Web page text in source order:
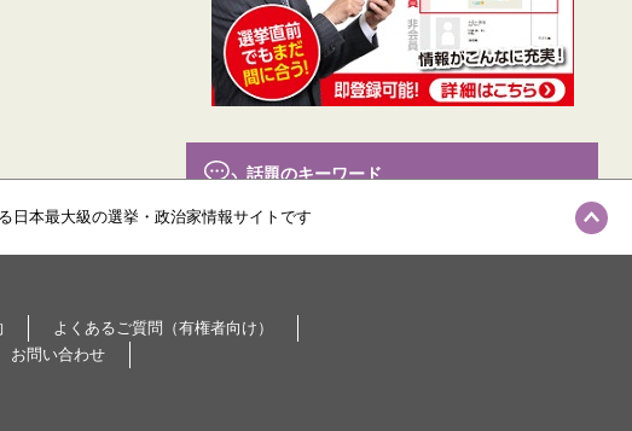
話題のキーワード
選挙ドットコムちゃんねる
日本最大級の選挙・政治家情報サイトです
よくあるご質問（有権者向け）
お問い合わせ